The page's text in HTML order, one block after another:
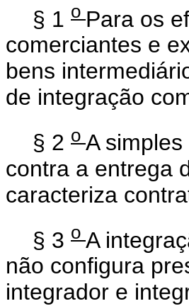
§ 1 o Para os
comerciantes e
bens
de integração
§ 2 o A
contra a entrega
caracteriza
§ 3 o A
não configura
integrador e